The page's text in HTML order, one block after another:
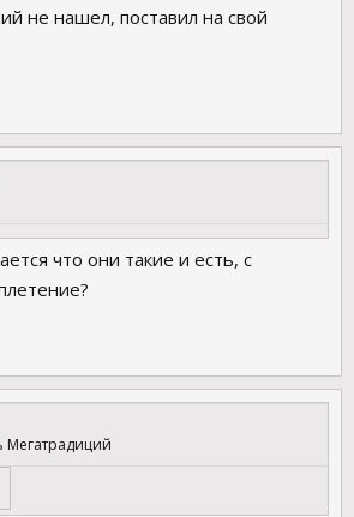
не нашел, поставил на свой
что они такие и есть, с
Мегатрадиций